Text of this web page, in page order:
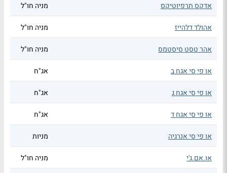
אדקס תרפיוטיקס מניה חו"ל
אהולד דלהייז מניה חו"ל
אהר טסט סיסטמס מניה חו"ל
או פי סי אגח ב אג"ח
או פי סי אגח ג אג"ח
או פי סי אגח ד אג"ח
או פי סי אנרגיה מניות
או.אם.ג'י מניה חו"ל